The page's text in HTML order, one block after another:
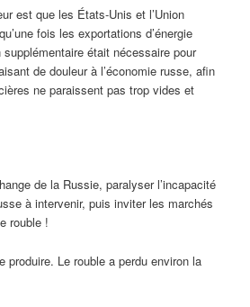
est que les États-Unis et l’Union
fois les exportations d’énergie
était nécessaire pour
de douleur à l’économie russe, afin
ne paraissent pas trop vides et
de la Russie, paralyser l’incapacité
à intervenir, puis inviter les marchés
rouble !
produire. Le rouble a perdu environ la